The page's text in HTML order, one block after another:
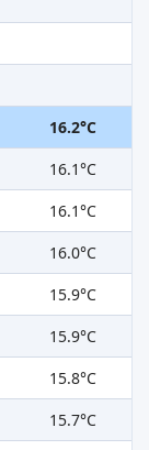
16.2°C
16.1°C
16.1°C
16.0°C
15.9°C
15.9°C
15.8°C
15.7°C